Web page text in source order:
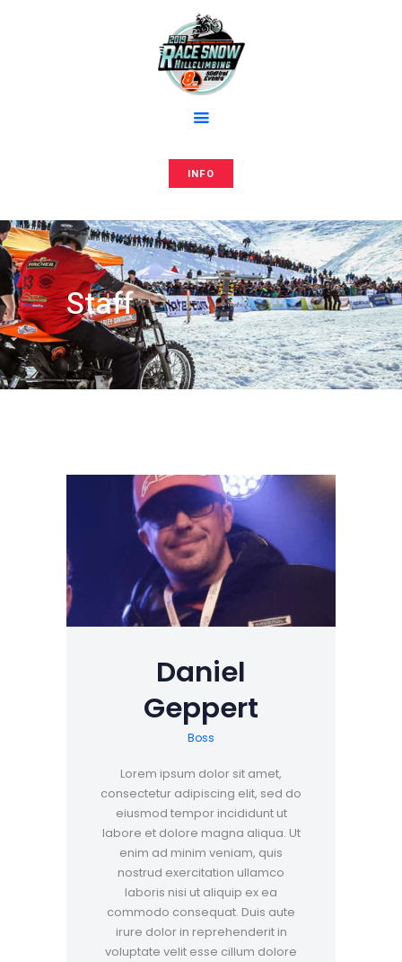
INFO
Staff
RACE AND SNOW
Hillclimbing events
Anmeldung
Contacts
Daniel
Geppert
Boss
Lorem ipsum dolor sit amet,
consectetur adipiscing elit, sed do
eiusmod tempor incididunt ut
labore et dolore magna aliqua. Ut
enim ad minim veniam, quis
nostrud exercitation ullamco
laboris nisi ut aliquip ex ea
commodo consequat. Duis aute
irure dolor in reprehenderit in
voluptate velit esse cillum dolore